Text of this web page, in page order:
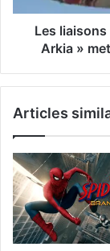
»
de
Les
Arkia »
Articles